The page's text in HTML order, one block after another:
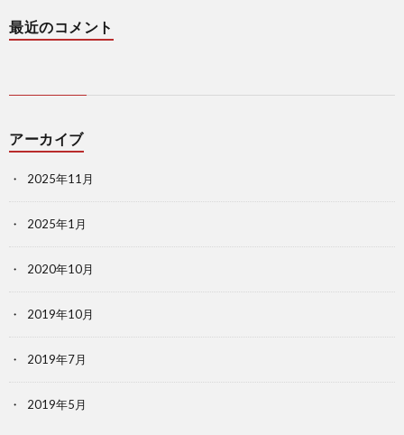
最近のコメント
アーカイブ
2025年11月
2025年1月
2020年10月
2019年10月
2019年7月
2019年5月